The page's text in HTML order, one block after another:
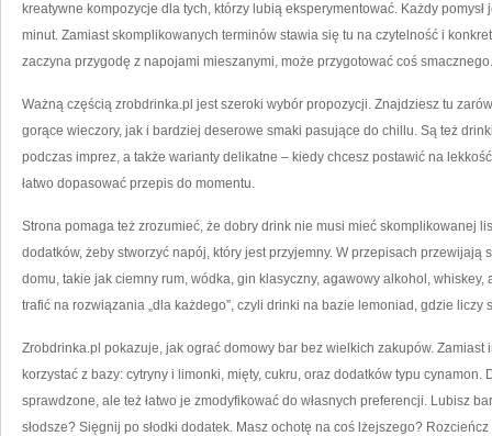
kreatywne kompozycje dla tych, którzy lubią eksperymentować. Każdy
minut. Zamiast skomplikowanych terminów stawia się tu na czytelność i
zaczyna przygodę z napojami mieszanymi, może przygotować coś smacznego.
Ważną częścią zrobdrinka.pl jest szeroki wybór propozycji. Znajdziesz tu
gorące wieczory, jak i bardziej deserowe smaki pasujące do chillu. Są też
podczas imprez, a także warianty delikatne – kiedy chcesz postawić na
łatwo dopasować przepis do momentu.
Strona pomaga też zrozumieć, że dobry drink nie musi mieć skomplikowanej
dodatków, żeby stworzyć napój, który jest przyjemny. W przepisach przewijają
domu, takie jak ciemny rum, wódka, gin klasyczny, agawowy alkohol,
trafić na rozwiązania „dla każdego”, czyli drinki na bazie lemoniad, gdzie liczy
Zrobdrinka.pl pokazuje, jak ograć domowy bar bez wielkich zakupów.
korzystać z bazy: cytryny i limonki, mięty, cukru, oraz dodatków typu
sprawdzone, ale też łatwo je zmodyfikować do własnych preferencji. Lubisz
słodsze? Sięgnij po słodki dodatek. Masz ochotę na coś lżejszego?